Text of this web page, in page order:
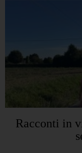
Racconti in